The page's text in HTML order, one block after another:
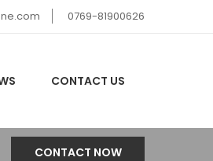
0769-81900626
CONTACT US
CONTACT NOW